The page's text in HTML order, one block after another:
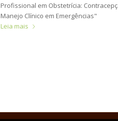
Profissional em Obstetrícia:
Manejo Clínico em Emergências"
Leia mais